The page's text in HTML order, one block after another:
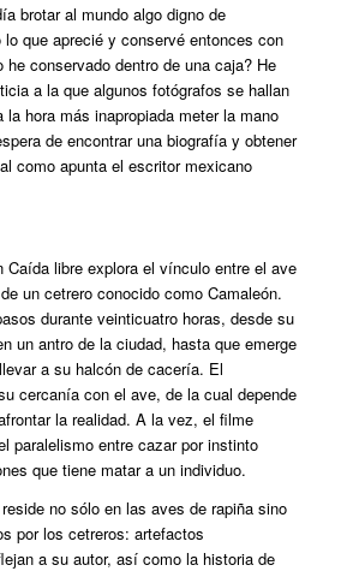
brotar al mundo algo digno de
que aprecié y conservé entonces con
conservado dentro de una caja? He
a la que algunos fotógrafos se hallan
hora más inapropiada meter la mano
de encontrar una biografía y obtener
como apunta el escritor mexicano
Caída libre explora el vínculo entre el ave
un cetrero conocido como Camaleón.
durante veinticuatro horas, desde su
un antro de la ciudad, hasta que emerge
a su halcón de cacería. El
cercanía con el ave, de la cual depende
la realidad. A la vez, el filme
paralelismo entre cazar por instinto
que tiene matar a un individuo.
no sólo en las aves de rapiña sino
por los cetreros: artefactos
a su autor, así como la historia de